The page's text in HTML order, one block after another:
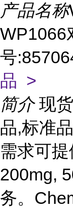
产品名称
WP1066
号
品 >
简介 现
品,标准
需求可
200mg,
务。